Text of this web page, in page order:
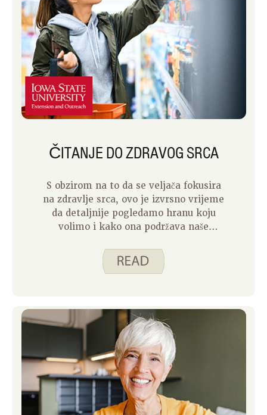
ČITANJE DO ZDRAVOG SRCA
S obzirom na to da se veljača fokusira
na zdravlje srca, ovo je izvrsno vrijeme
da detaljnije pogledamo hranu koju
volimo i kako ona podržava naše
Justine podijelila prošlog tjedna, odluke
koje svakodnevno donosimo igraju